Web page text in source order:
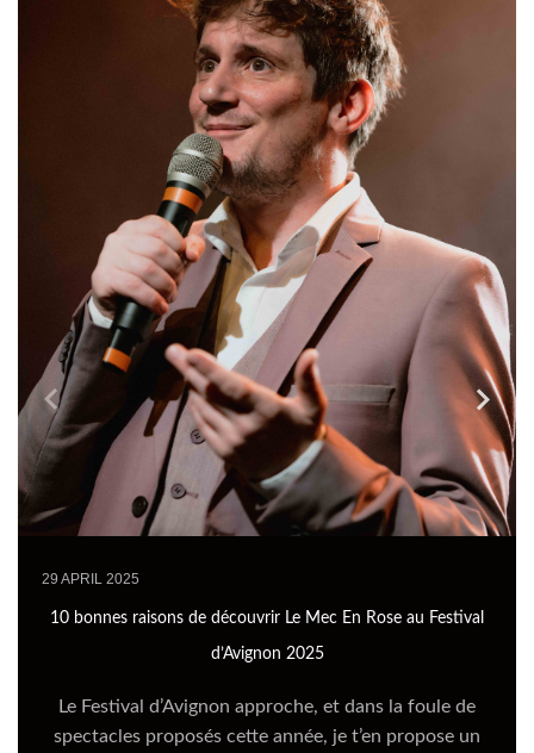
29 APRIL 2025
10 bonnes raisons de découvrir Le Mec En Rose au Festival
d’Avignon 2025
Le Festival d’Avignon approche, et dans la foule de
spectacles proposés cette année, je t’en propose un